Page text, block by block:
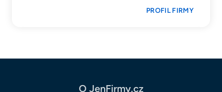
PROFIL FIRMY
O JenFirmy.cz